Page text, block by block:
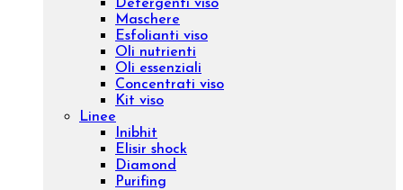
Chiama il +39 02 400 31 732 – Scrivi a
ufficioacquisti@evagroupitalia.com
Carrello